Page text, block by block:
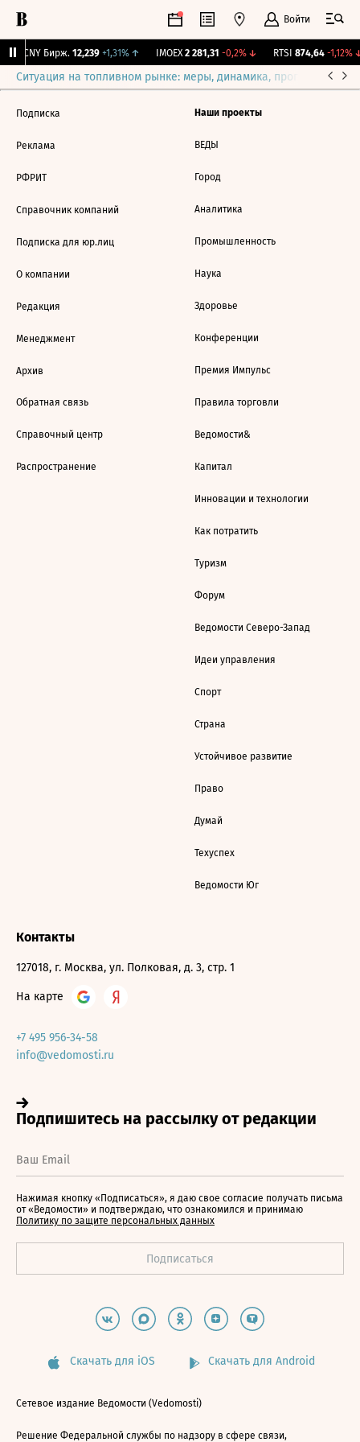
Войти
CNY Бирж. 12,239 +1,31%↑ IMOEX 2 281,31 -0,2%↓ RTSI 874,64 -1,12%↓
Ситуация на топливном рынке: меры, динамика, прогнозы
Подписка
Реклама
РФРИТ
Справочник компаний
Подписка для юр.лиц
О компании
Редакция
Менеджмент
Архив
Обратная связь
Справочный центр
Распространение
Наши проекты
ВЕДЫ
Город
Аналитика
Промышленность
Наука
Здоровье
Конференции
Премия Импульс
Правила торговли
Ведомости&
Капитал
Инновации и технологии
Как потратить
Туризм
Форум
Ведомости Северо-Запад
Идеи управления
Спорт
Страна
Устойчивое развитие
Право
Думай
Техуспех
Ведомости Юг
Контакты
127018, г. Москва, ул. Полковая, д. 3, стр. 1
На карте
+7 495 956-34-58
info@vedomosti.ru
Нажимая кнопку «Подписаться», я даю свое согласие получать письма
от «Ведомости» и подтверждаю, что ознакомился и принимаю
Политику по защите персональных данных
Скачать для iOS Скачать для Android
Сетевое издание Ведомости (Vedomosti)
Решение Федеральной службы по надзору в сфере связи,